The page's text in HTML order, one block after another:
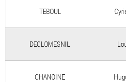
TEBOUL
DECLOMESNIL
CHANOINE